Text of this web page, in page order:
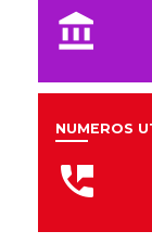
account_balance
NUMEROS
perm_phone_msg